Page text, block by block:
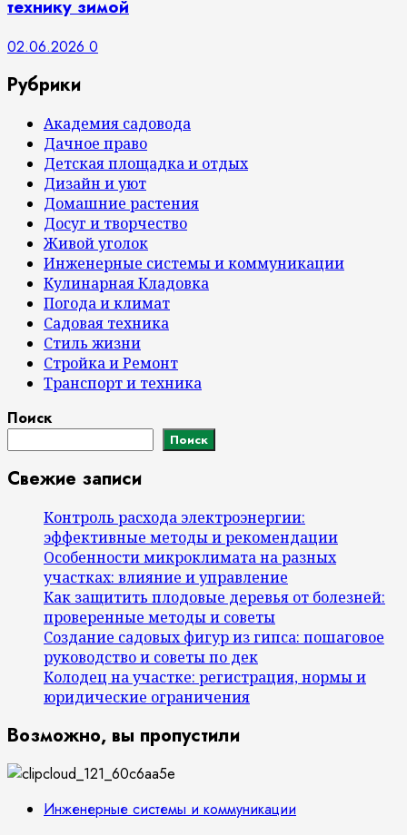
технику зимой
02.06.2026 0
Рубрики
Академия садовода
Дачное право
Детская площадка и отдых
Дизайн и уют
Домашние растения
Досуг и творчество
Живой уголок
Инженерные системы и коммуникации
Кулинарная Кладовка
Погода и климат
Садовая техника
Стиль жизни
Стройка и Ремонт
Транспорт и техника
Поиск
Поиск
Свежие записи
Контроль расхода электроэнергии:
эффективные методы и рекомендации
Особенности микроклимата на разных
участках: влияние и управление
Как защитить плодовые деревья от болезней:
проверенные методы и советы
Создание садовых фигур из гипса: пошаговое
руководство и советы по дек
Колодец на участке: регистрация, нормы и
юридические ограничения
Возможно, вы пропустили
Инженерные системы и коммуникации